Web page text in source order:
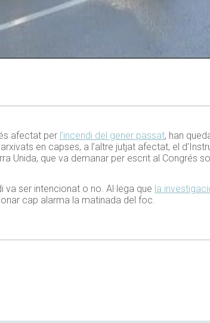
afectat per l’incendi del gener passat, han
en capses, a l’altre jutjat afectat, el
Unida, que va demanar per escrit al Congrés
va ser intencionat o no. Al·lega que la
cap alarma la matinada del foc.